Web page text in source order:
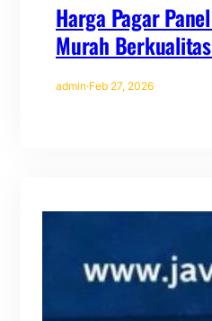
Harga Pagar
Murah
admin·Feb 27, 2026